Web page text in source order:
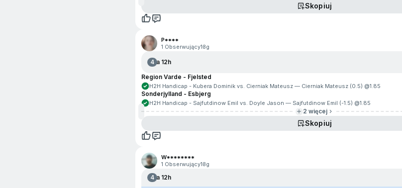
Skopiuj
P****
1 Obserwujący13g
4Za 12h
Region Varde - Fjelsted
H2H Handicap - Kubera Dominik vs. Cierniak Mateusz — Cierniak Mateusz (0.5) @1.85
Sonderjylland - Esbjerg
H2H Handicap - Sajfutdinow Emil vs. Doyle Jason — Sajfutdinow Emil (-1.5) @1.85
2 więcej
Skopiuj
W********
1 Obserwujący13g
4Za 12h